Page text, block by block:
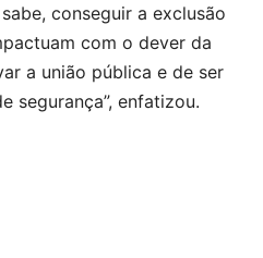
conseguir a exclusão
com o dever da
a união pública e de ser
segurança”, enfatizou.